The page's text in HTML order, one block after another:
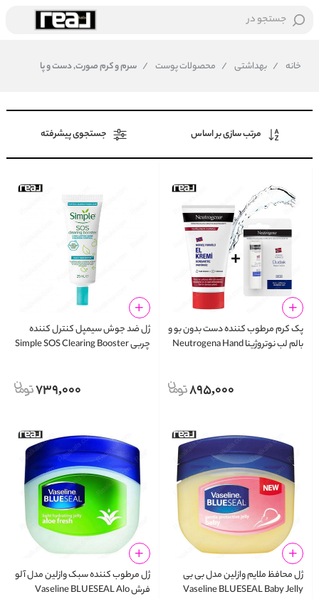
جستجو در
خانه / بهداشتی / محصولات پوست / سرم و کرم صورت, دست و پا
مرتب سازی بر اساس جستجوی پیشرفته
پک کرم مرطوب کننده دست بدون بو و
بالم لب نوتروژینا Neutrogena Hand
895,000
ژل ضد جوش سیمپل کنترل کننده
چربی Simple SOS Clearing Booster
739,000
ژل محافظ ملایم وازلین مدل بی بی
Vaseline BLUESEAL Baby Jelly
ژل مرطوب‌ کننده سبک وازلین مدل آلو
فرش Vaseline BLUESEAL Alo